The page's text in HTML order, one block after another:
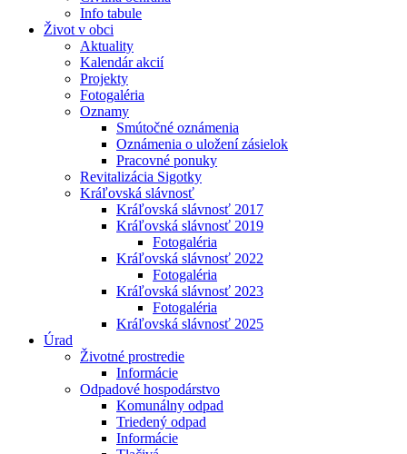
Info tabule
Život v obci
Aktuality
Kalendár akcií
Projekty
Fotogaléria
Oznamy
Smútočné oznámenia
Oznámenia o uložení zásielok
Pracovné ponuky
Revitalizácia Sigotky
Kráľovská slávnosť
Kráľovská slávnosť 2017
Kráľovská slávnosť 2019
Fotogaléria
Kráľovská slávnosť 2022
Fotogaléria
Kráľovská slávnosť 2023
Fotogaléria
Kráľovská slávnosť 2025
Úrad
Životné prostredie
Informácie
Odpadové hospodárstvo
Komunálny odpad
Triedený odpad
Informácie